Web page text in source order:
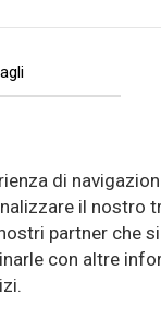
SRL
di
il nostro
partner che
con altre